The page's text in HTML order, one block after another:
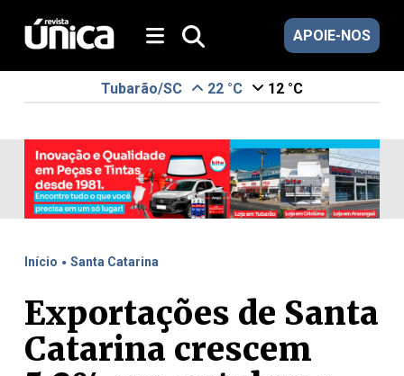
APOIE-NOS
Tubarão/SC 22 °C 12 °C
Início . Santa Catarina
Exportações de Santa
Catarina crescem